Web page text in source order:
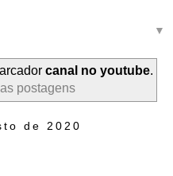
▼
canal no youtube.
postagens
de 2020